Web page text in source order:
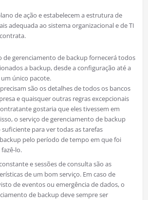
de ação e estabelecem a estrutura de
adequada ao sistema organizacional e de TI
de gerenciamento de backup fornecerá todos
a backup, desde a configuração até a
único pacote.
são os detalhes de todos os bancos
e quaisquer outras regras excepcionais
gostaria que eles tivessem em
o serviço de gerenciamento de backup
suficiente para ver todas as tarefas
pelo período de tempo em que foi
lo.
e sessões de consulta são as
de um bom serviço. Em caso de
de eventos ou emergência de dados, o
de backup deve sempre ser